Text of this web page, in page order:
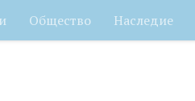
Общество Наследие